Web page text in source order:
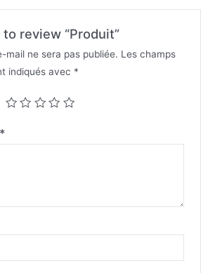
review “Produit”
mail ne sera pas publiée. Les champs
indiqués avec *
*